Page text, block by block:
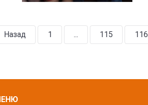
Назад 1 ... 115 116